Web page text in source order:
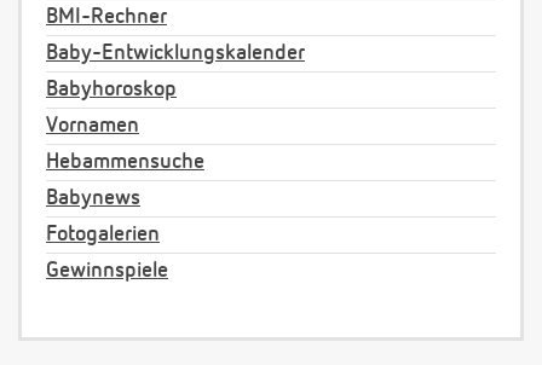
BMI-Rechner
Baby-Entwicklungskalender
Babyhoroskop
Vornamen
Hebammensuche
Babynews
Fotogalerien
Gewinnspiele